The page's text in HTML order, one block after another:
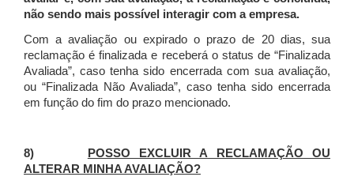
não sendo mais possível interagir com a empresa.
Com a avaliação ou expirado o prazo de 20 dias, sua
reclamação é finalizada e receberá o status de “Finalizada
Avaliada”, caso tenha sido encerrada com sua avaliação,
ou “Finalizada Não Avaliada”, caso tenha sido encerrada
em função do fim do prazo mencionado.
8)
POSSO EXCLUIR A RECLAMAÇÃO OU
ALTERAR MINHA AVALIAÇÃO?